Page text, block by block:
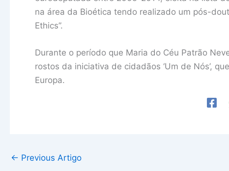
na área da Bioética tendo realizado um pós-
Ethics”.
Durante o período que Maria do Céu Patrão
rostos da iniciativa de cidadãos ‘Um de Nós’,
Europa.
← Previous Artigo